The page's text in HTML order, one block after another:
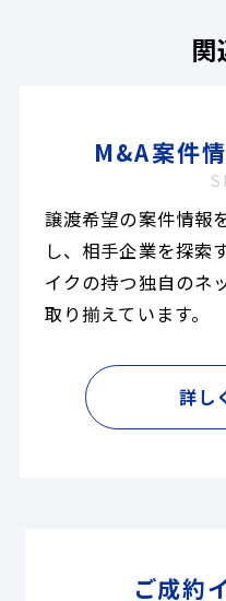
M&A案件
譲渡希望の案件情報
し、相手企業を探索
イクの持つ独自のネ
取り揃えています。
詳し
ご成約